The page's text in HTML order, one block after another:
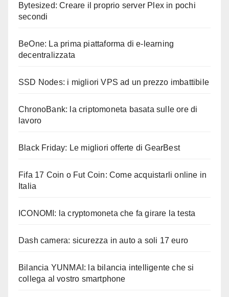
Bytesized: Creare il proprio server Plex in pochi
secondi
BeOne: La prima piattaforma di e-learning
decentralizzata
SSD Nodes: i migliori VPS ad un prezzo imbattibile
ChronoBank: la criptomoneta basata sulle ore di
lavoro
Black Friday: Le migliori offerte di GearBest
Fifa 17 Coin o Fut Coin: Come acquistarli online in
Italia
ICONOMI: la cryptomoneta che fa girare la testa
Dash camera: sicurezza in auto a soli 17 euro
Bilancia YUNMAI: la bilancia intelligente che si
collega al vostro smartphone